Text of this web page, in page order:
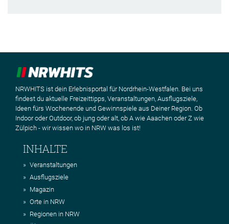
NRWHITS ist dein Erlebnisportal für Nordrhein-Westfalen. Bei uns
findest du aktuelle Freizeittipps, Veranstaltungen, Ausflugsziele,
Ideen fürs Wochenende und Gewinnspiele aus Deiner Region. Ob
Indoor oder Outdoor, ob jung oder alt, ob A wie Aaachen oder Z wie
Zülpich - wir wissen wo in NRW was los ist!
INHALTE
Veranstaltungen
Ausflugsziele
Magazin
Orte in NRW
Regionen in NRW